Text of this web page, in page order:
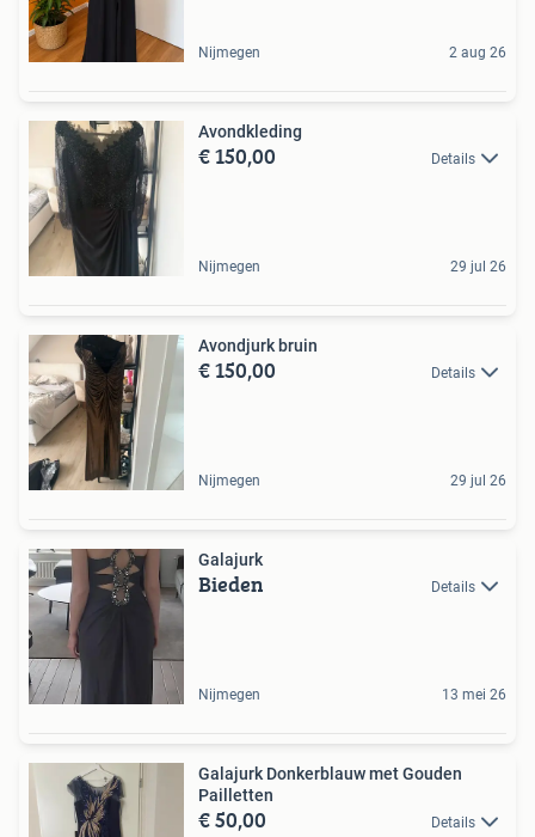
Nijmegen 2 aug 26
Avondkleding
€ 150,00 Details
Nijmegen 29 jul 26
Avondjurk bruin
€ 150,00 Details
Nijmegen 29 jul 26
Galajurk
Bieden Details
Nijmegen 13 mei 26
Galajurk Donkerblauw met Gouden
Pailletten
€ 50,00 Details